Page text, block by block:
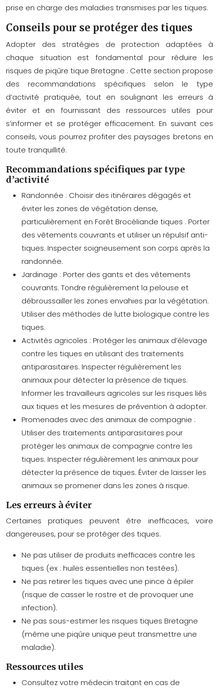
prise en charge des maladies transmises par les tiques.
Conseils pour se protéger des tiques
Adopter des stratégies de protection adaptées à
chaque situation est fondamental pour réduire les
risques de piqûre tique Bretagne . Cette section propose
des recommandations spécifiques selon le type
d’activité pratiquée, tout en soulignant les erreurs à
éviter et en fournissant des ressources utiles pour
s’informer et se protéger efficacement. En suivant ces
conseils, vous pourrez profiter des paysages bretons en
toute tranquillité.
Recommandations spécifiques par type
d’activité
Randonnée : Choisir des itinéraires dégagés et
éviter les zones de végétation dense,
particulièrement en Forêt Brocéliande tiques . Porter
des vêtements couvrants et utiliser un répulsif anti-
tiques. Inspecter soigneusement son corps après la
randonnée.
Jardinage : Porter des gants et des vêtements
couvrants. Tondre régulièrement la pelouse et
débroussailler les zones envahies par la végétation.
Utiliser des méthodes de lutte biologique contre les
tiques.
Activités agricoles : Protéger les animaux d’élevage
contre les tiques en utilisant des traitements
antiparasitaires. Inspecter régulièrement les
animaux pour détecter la présence de tiques.
Informer les travailleurs agricoles sur les risques liés
aux tiques et les mesures de prévention à adopter.
Promenades avec des animaux de compagnie :
Utiliser des traitements antiparasitaires pour
protéger les animaux de compagnie contre les
tiques. Inspecter régulièrement les animaux pour
détecter la présence de tiques. Éviter de laisser les
animaux se promener dans les zones à risque.
Les erreurs à éviter
Certaines pratiques peuvent être inefficaces, voire
dangereuses, pour se protéger des tiques.
Ne pas utiliser de produits inefficaces contre les
tiques (ex : huiles essentielles non testées).
Ne pas retirer les tiques avec une pince à épiler
(risque de casser le rostre et de provoquer une
infection).
Ne pas sous-estimer les risques tiques Bretagne
(même une piqûre unique peut transmettre une
maladie).
Ressources utiles
Consultez votre médecin traitant en cas de